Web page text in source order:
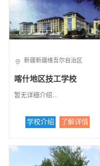
文科并重的国家级重点中等职
业学校。 目前学校教职工近20
0人，教师中高级讲师占41%，
研究生学历占10%。各类全日
000余人。...
新疆新疆维吾尔自治区
喀什地区技工学校
暂无详细介绍...
学校介绍 了解详情